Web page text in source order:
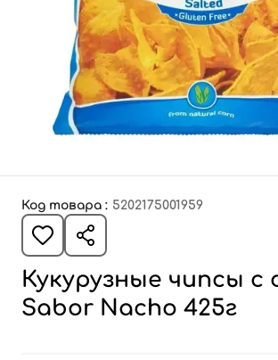
Код товара : 5202175001959
Кукурузные чипсы с
Sabor Nacho 425г